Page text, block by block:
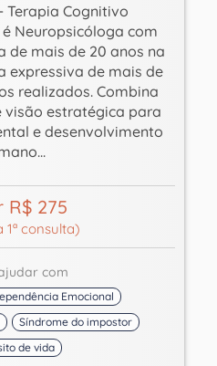
Terapia Cognitivo
Neuropsicóloga com
de mais de 20 anos na
expressiva de mais de
realizados. Combina
visão estratégica para
e desenvolvimento
R$ 275
1ª consulta)
com
Emocional
Síndrome do impostor
de vida